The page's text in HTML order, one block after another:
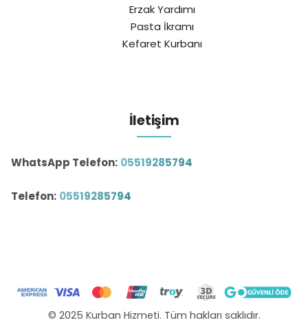
Erzak Yardımı
Pasta İkramı
Kefaret Kurbanı
İletişim
WhatsApp Telefon: 05519285794
Telefon: 05519285794
© 2025 Kurban Hizmeti. Tüm hakları saklıdır.